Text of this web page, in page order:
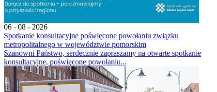
06 - 08 - 2026
Spotkanie konsultacyjne poświęcone powołaniu związku
metropolitalnego w województwie pomorskim
Szanowni Państwo, serdecznie zapraszamy na otwarte spotkanie
konsultacyjne, poświęcone powołaniu...